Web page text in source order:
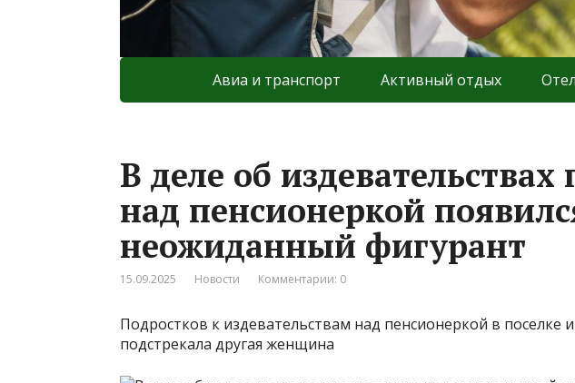
Авиа и транспорт Активный отдых
В деле об издевательствах
над пенсионеркой
неожиданный фигурант
15.09.2025 Новости Комментарии: 0
Подростков к издевательствам над пенсионеркой в поселке
подстрекала другая женщина